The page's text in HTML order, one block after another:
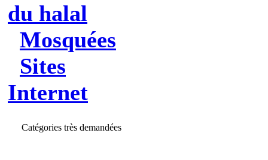
du halal
Mosquées
Sites
Internet
Catégories très demandées